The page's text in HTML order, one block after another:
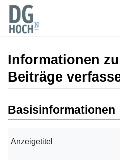
Informationen
Beiträge
Basisinformationen
Anzeigetitel